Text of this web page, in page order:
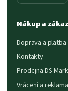
Nákup a
Doprava a platba
Kontakty
Prodejna DS
Vrácení a